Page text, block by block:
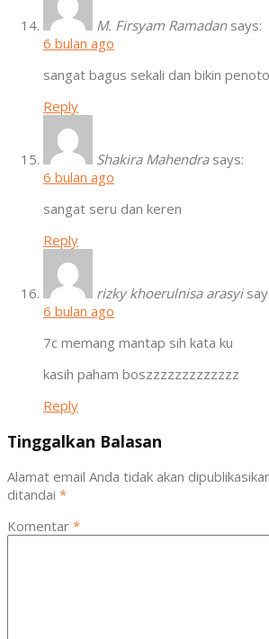
M. Firsyam Ramadan says:
6 bulan ago
sangat bagus sekali dan bikin
Reply
Shakira Mahendra says:
6 bulan ago
sangat seru dan keren
Reply
rizky khoerulnisa arasyi
6 bulan ago
7c memang mantap sih kata ku
kasih paham boszzzzzzzzzzzzz
Reply
Tinggalkan Balasan
Alamat email Anda tidak akan
ditandai *
Komentar *